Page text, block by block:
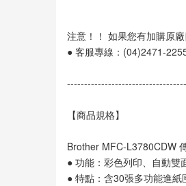
注意！！ 如果您有加購原
● 客服專線：(04)2471-
【商品規格】
Brother MFC-L3780CDW
● 功能：彩色列印、自動雙
● 特點：含30張多功能進